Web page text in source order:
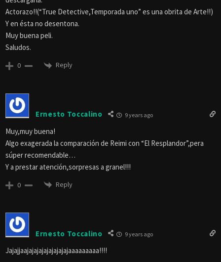
Actorazo!!(“True Detective,Temporada uno” es una obrita de Arte!!)
Y en ésta no desentona.
Muy buena peli.
Saludos.
0 Reply
Ernesto Toccalino 9 years ago
Muy,muy buena!
Algo exagerada la comparación de Reimi con “El Resplandor”,pera
súper recomendable…
Y a prestar atención,sorpresas a granel!!!
0 Reply
Ernesto Toccalino 9 years ago
Jajajjaajajajajajajajajajaaaaaaaaa!!!!